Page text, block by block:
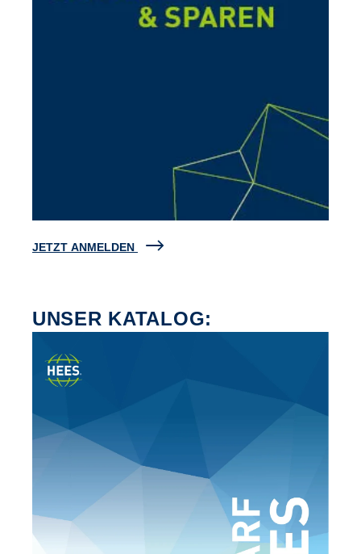
JETZT ANMELDEN
UNSER KATALOG: